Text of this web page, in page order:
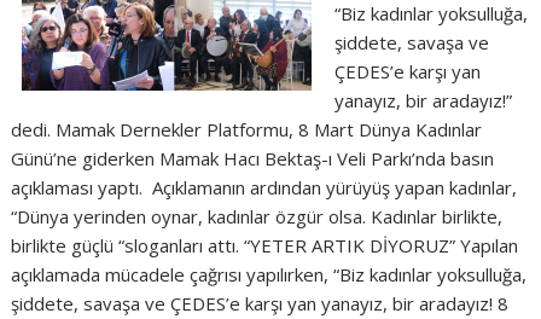
“Biz kadınlar yoksulluğa,
şiddete, savaşa ve
ÇEDES’e karşı yan
yanayız, bir aradayız!”
dedi. Mamak Dernekler Platformu, 8 Mart Dünya Kadınlar
Günü’ne giderken Mamak Hacı Bektaş-ı Veli Parkı’nda basın
açıklaması yaptı. Açıklamanın ardından yürüyüş yapan kadınlar,
“Dünya yerinden oynar, kadınlar özgür olsa. Kadınlar birlikte,
birlikte güçlü “sloganları attı. “YETER ARTIK DİYORUZ” Yapılan
açıklamada mücadele çağrısı yapılırken, “Biz kadınlar yoksulluğa,
şiddete, savaşa ve ÇEDES’e karşı yan yanayız, bir aradayız! 8